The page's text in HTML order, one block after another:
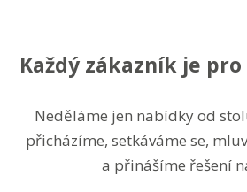
Každý zákazník je
Neděláme jen nabídky od
přicházíme, setkáváme se,
a přinášíme řešení